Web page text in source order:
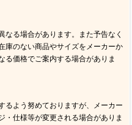
なる場合があります。また予告なく
庫のない商品やサイズをメーカーか
る価格でご案内する場合がありま
るよう努めておりますが、メーカー
・仕様等が変更される場合がありま